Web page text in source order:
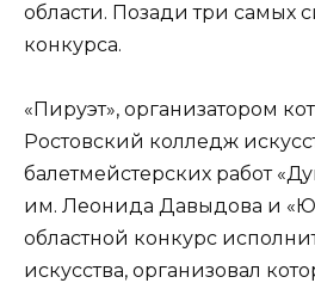
области. Позади три самых
конкурса.
«Пируэт», организатором
Ростовский колледж
балетмейстерских работ
им. Леонида Давыдова и
областной конкурс
искусства, организовал